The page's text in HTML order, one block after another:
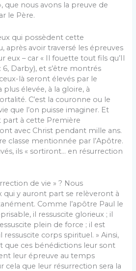
que nous avons la preuve de
le Père.
qui possèdent cette
après avoir traversé les épreuves
eux – car « Il fouette tout fils qu’Il
6, Darby), et s’être montrés
là seront élevés par le
plus élevée, à la gloire, à
C’est la couronne ou le
que l’on puisse imaginer. Et
part à cette Première
avec Christ pendant mille ans.
classe mentionnée par l’Apôtre.
ils « sortiront… en résurrection
de vie » ? Nous
qui y auront part se relèveront à
Comme l’apôtre Paul le
il ressuscite glorieux ; il
plein de force ; il est
corps spirituel. » Ainsi,
que ces bénédictions leur sont
leur épreuve au temps
cela que leur résurrection sera la